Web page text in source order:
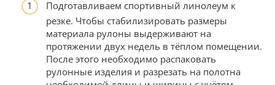
Подготавливаем спортивный линолеум к
резке. Чтобы стабилизировать размеры
материала рулоны выдерживают на
протяжении двух недель в тёплом помещении.
После этого необходимо распаковать
рулонные изделия и разрезать на полотна